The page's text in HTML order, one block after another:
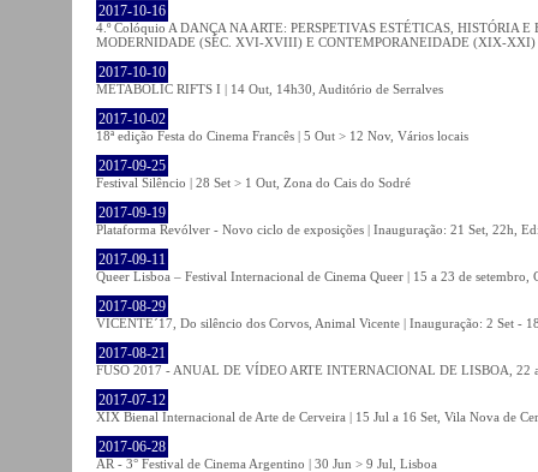
2017-10-16
4.º Colóquio A DANÇA NA ARTE: PERSPETIVAS ESTÉTICAS, HISTÓRIA
MODERNIDADE (SÉC. XVI-XVIII) E CONTEMPORANEIDADE (XIX-XXI)
2017-10-10
METABOLIC RIFTS I | 14 Out, 14h30, Auditório de Serralves
2017-10-02
18ª edição Festa do Cinema Francês | 5 Out > 12 Nov, Vários locais
2017-09-25
Festival Silêncio | 28 Set > 1 Out, Zona do Cais do Sodré
2017-09-19
Plataforma Revólver - Novo ciclo de exposições | Inauguração: 21 Set, 22h,
2017-09-11
Queer Lisboa – Festival Internacional de Cinema Queer | 15 a 23 de setembro,
2017-08-29
VICENTE´17, Do silêncio dos Corvos, Animal Vicente | Inauguração: 2 Set -
2017-08-21
FUSO 2017 - ANUAL DE VÍDEO ARTE INTERNACIONAL DE LISBOA, 22
2017-07-12
XIX Bienal Internacional de Arte de Cerveira | 15 Jul a 16 Set, Vila Nova de
2017-06-28
AR - 3° Festival de Cinema Argentino | 30 Jun > 9 Jul, Lisboa